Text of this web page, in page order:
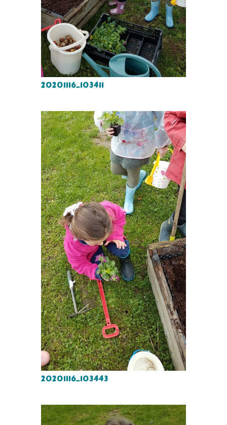
20201116_103411
20201116_103443